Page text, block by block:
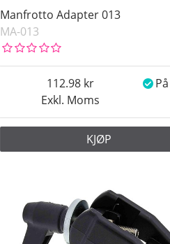
Manfrotto Adapter 013
MA-013
Exkl. Moms
112.98
KJØP